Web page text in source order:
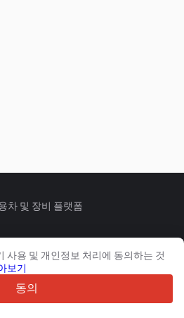
차 및 장비 플랫폼
사용 및 개인정보 처리에 동의하는 것
보기
동의